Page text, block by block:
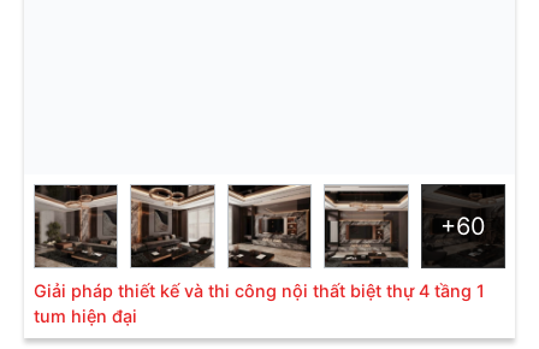
+60
Giải pháp thiết kế và thi công nội thất biệt thự 4 tầng 1
tum hiện đại